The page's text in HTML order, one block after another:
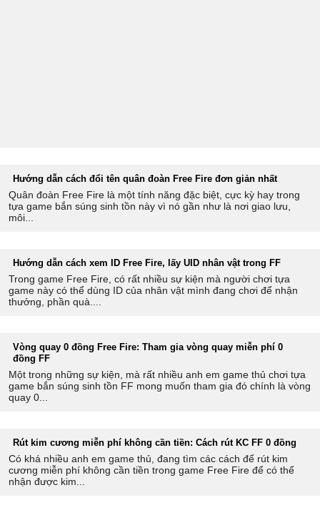
Hướng dẫn cách đổi tên quân đoàn Free Fire đơn giản nhất
Quân đoàn Free Fire là một tính năng đặc biệt, cực kỳ hay trong
tựa game bắn súng sinh tồn này vì nó gần như là nơi giao lưu,
môi...
Hướng dẫn cách xem ID Free Fire, lấy UID nhân vật trong FF
Trong game Free Fire, có rất nhiều sự kiện mà người chơi tựa
game này có thể dùng ID của nhân vật mình đang chơi để nhận
thưởng, phần quà....
Vòng quay 0 đồng Free Fire: Tham gia vòng quay miễn phí 0
đồng FF
Một trong những sự kiện, mà rất nhiều anh em game thủ chơi tựa
game bắn súng sinh tồn FF mong muốn tham gia đó chính là vòng
quay 0...
Rút kim cương miễn phí không cần tiền: Cách rút KC FF 0 đồng
Có khá nhiều anh em game thủ, đang tìm các cách để rút kim
cương miễn phí không cần tiền trong game Free Fire để có thể
nhận được kim...